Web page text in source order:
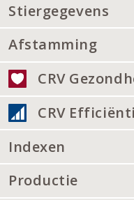
Stiergegevens
Afstamming
CRV
CRV
Indexen
Productie